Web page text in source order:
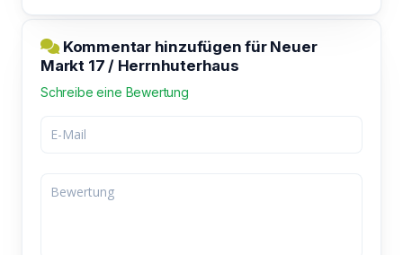
Kommentar hinzufügen für Neuer
Markt 17 / Herrnhuterhaus
Schreibe eine Bewertung